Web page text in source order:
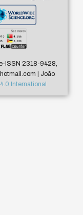
ISSN 2318-9428,
| João
International